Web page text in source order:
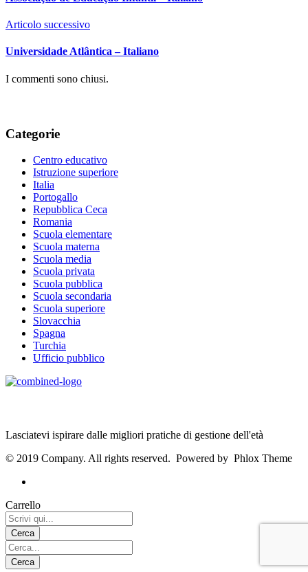
Articolo successivo
Universidade Atlântica – Italiano
I commenti sono chiusi.
Categorie
Centro educativo
Istruzione superiore
Italia
Portogallo
Repubblica Ceca
Romania
Scuola elementare
Scuola materna
Scuola media
Scuola privata
Scuola pubblica
Scuola secondaria
Scuola superiore
Slovacchia
Spagna
Turchia
Ufficio pubblico
Lasciatevi ispirare dalle migliori pratiche di gestione dell'età
© 2019 Company. All rights reserved. Powered by Phlox Theme
Carrello